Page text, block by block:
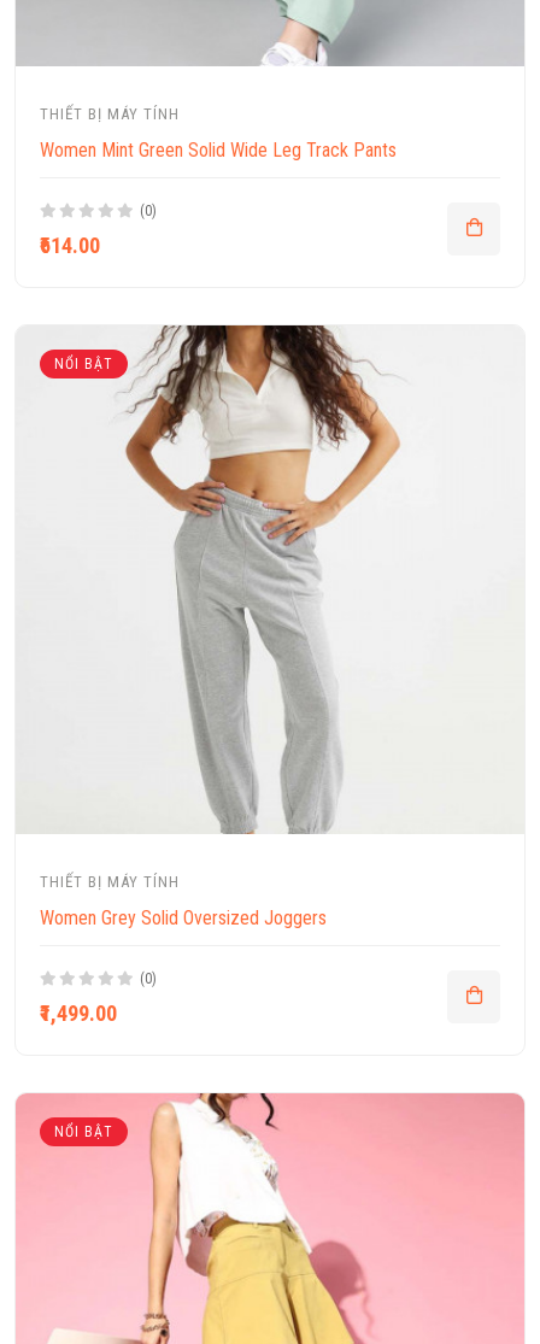
THIẾT BỊ MÁY TÍNH
Women Mint Green Solid Wide Leg Track Pants
(0)
₹614.00
NỔI BẬT
THIẾT BỊ MÁY TÍNH
Women Grey Solid Oversized Joggers
(0)
₹1,499.00
NỔI BẬT